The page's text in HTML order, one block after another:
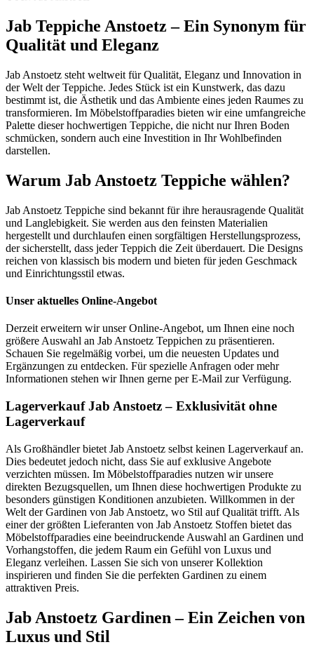
Jab Teppiche Anstoetz – Ein Synonym für
Qualität und Eleganz
Jab Anstoetz steht weltweit für Qualität, Eleganz und Innovation in
der Welt der Teppiche. Jedes Stück ist ein Kunstwerk, das dazu
bestimmt ist, die Ästhetik und das Ambiente eines jeden Raumes zu
transformieren. Im Möbelstoffparadies bieten wir eine umfangreiche
Palette dieser hochwertigen Teppiche, die nicht nur Ihren Boden
schmücken, sondern auch eine Investition in Ihr Wohlbefinden
darstellen.
Warum Jab Anstoetz Teppiche wählen?
Jab Anstoetz Teppiche sind bekannt für ihre herausragende Qualität
und Langlebigkeit. Sie werden aus den feinsten Materialien
hergestellt und durchlaufen einen sorgfältigen Herstellungsprozess,
der sicherstellt, dass jeder Teppich die Zeit überdauert. Die Designs
reichen von klassisch bis modern und bieten für jeden Geschmack
und Einrichtungsstil etwas.
Unser aktuelles Online-Angebot
Derzeit erweitern wir unser Online-Angebot, um Ihnen eine noch
größere Auswahl an Jab Anstoetz Teppichen zu präsentieren.
Schauen Sie regelmäßig vorbei, um die neuesten Updates und
Ergänzungen zu entdecken. Für spezielle Anfragen oder mehr
Informationen stehen wir Ihnen gerne per E-Mail zur Verfügung.
Lagerverkauf Jab Anstoetz – Exklusivität ohne
Lagerverkauf
Als Großhändler bietet Jab Anstoetz selbst keinen Lagerverkauf an.
Dies bedeutet jedoch nicht, dass Sie auf exklusive Angebote
verzichten müssen. Im Möbelstoffparadies nutzen wir unsere
direkten Bezugsquellen, um Ihnen diese hochwertigen Produkte zu
besonders günstigen Konditionen anzubieten. Willkommen in der
Welt der Gardinen von Jab Anstoetz, wo Stil auf Qualität trifft. Als
einer der größten Lieferanten von Jab Anstoetz Stoffen bietet das
Möbelstoffparadies eine beeindruckende Auswahl an Gardinen und
Vorhangstoffen, die jedem Raum ein Gefühl von Luxus und
Eleganz verleihen. Lassen Sie sich von unserer Kollektion
inspirieren und finden Sie die perfekten Gardinen zu einem
attraktiven Preis.
Jab Anstoetz Gardinen – Ein Zeichen von
Luxus und Stil